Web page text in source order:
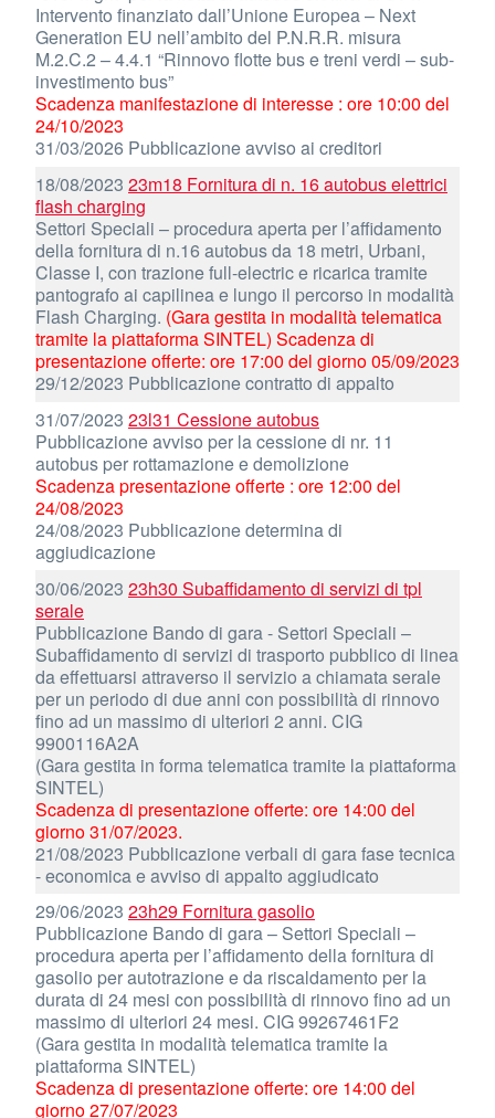
Intervento finanziato dall’Unione Europea – Next
Generation EU nell’ambito del P.N.R.R. misura
M.2.C.2 – 4.4.1 “Rinnovo flotte bus e treni verdi – sub-
investimento bus”
Scadenza manifestazione di interesse : ore 10:00 del
24/10/2023
31/03/2026 Pubblicazione avviso ai creditori
18/08/2023 23m18 Fornitura di n. 16 autobus elettrici
flash charging
Settori Speciali – procedura aperta per l’affidamento
della fornitura di n.16 autobus da 18 metri, Urbani,
Classe I, con trazione full-electric e ricarica tramite
pantografo ai capilinea e lungo il percorso in modalità
Flash Charging. (Gara gestita in modalità telematica
tramite la piattaforma SINTEL) Scadenza di
presentazione offerte: ore 17:00 del giorno 05/09/2023
29/12/2023 Pubblicazione contratto di appalto
31/07/2023 23l31 Cessione autobus
Pubblicazione avviso per la cessione di nr. 11
autobus per rottamazione e demolizione
Scadenza presentazione offerte : ore 12:00 del
24/08/2023
24/08/2023 Pubblicazione determina di
aggiudicazione
30/06/2023 23h30 Subaffidamento di servizi di tpl
serale
Pubblicazione Bando di gara - Settori Speciali –
Subaffidamento di servizi di trasporto pubblico di linea
da effettuarsi attraverso il servizio a chiamata serale
per un periodo di due anni con possibilità di rinnovo
fino ad un massimo di ulteriori 2 anni. CIG
9900116A2A
(Gara gestita in forma telematica tramite la piattaforma
SINTEL)
Scadenza di presentazione offerte: ore 14:00 del
giorno 31/07/2023.
21/08/2023 Pubblicazione verbali di gara fase tecnica
- economica e avviso di appalto aggiudicato
29/06/2023 23h29 Fornitura gasolio
Pubblicazione Bando di gara – Settori Speciali –
procedura aperta per l’affidamento della fornitura di
gasolio per autotrazione e da riscaldamento per la
durata di 24 mesi con possibilità di rinnovo fino ad un
massimo di ulteriori 24 mesi. CIG 99267461F2
(Gara gestita in modalità telematica tramite la
piattaforma SINTEL)
Scadenza di presentazione offerte: ore 14:00 del
giorno 27/07/2023